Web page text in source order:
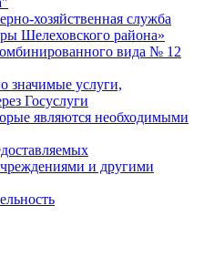
хозяйственная служба
Шелеховского района»
вида № 12
значимые услуги,
Госуслуги
являются необходимыми
и другими